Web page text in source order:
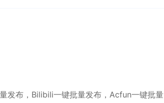
发布，Bilibili一键批量发布，Acfun一键批量